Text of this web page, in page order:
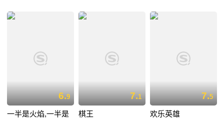
6.9
一半是火焰,一半是
7.1
棋王
7.5
欢乐英雄